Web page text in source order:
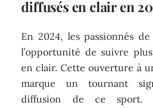
diffusés en clair en
En 2024, les passionnés
l’opportunité de suivre
en clair. Cette ouverture à
marque un tournant
diffusion de ce sport.